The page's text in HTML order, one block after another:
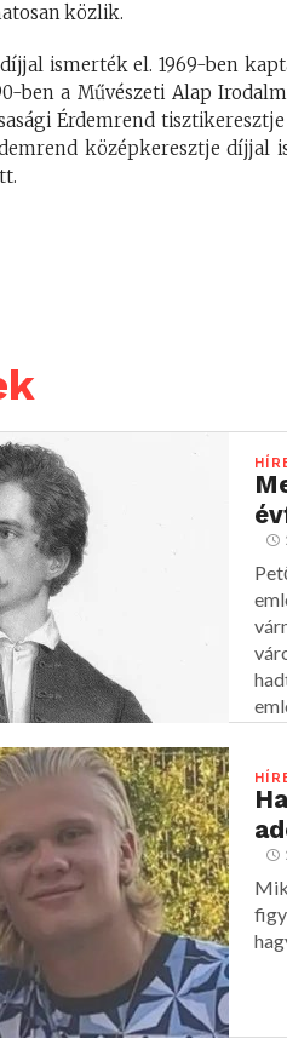
közlik.
ismerték el. 1969-ben
ben a Művészeti Alap
Érdemrend
középkeresztje díjjal